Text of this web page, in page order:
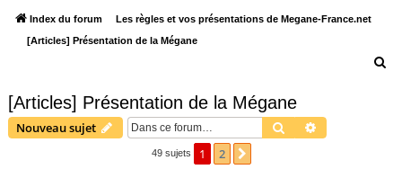
Index du forum
Les règles et vos présentations de Megane-France.net
[Articles] Présentation de la Mégane
[Articles] Présentation de la Mégane
Nouveau sujet Rechercher
49 sujets 1 2